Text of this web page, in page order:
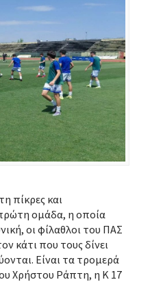
πίκρες και
ομάδα, η οποία
οι φίλαθλοι του ΠΑΣ
κάτι που τους δίνει
Είναι τα τρομερά
Χρήστου Ράπτη, η Κ 17